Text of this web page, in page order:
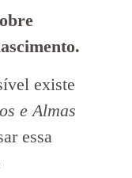
existe
e Almas
essa